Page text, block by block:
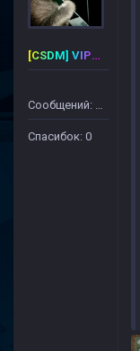
[CSDM] VIP-PREMIUM
Сообщений: 50
Спасибок: 0